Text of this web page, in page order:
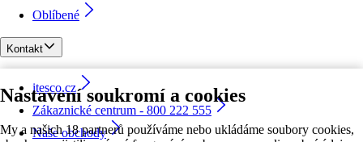
Nastavení soukromí a cookies
My a našich 18 partnerů používáme nebo ukládáme soubory cookies,
Oblíbené
Kontakt
itesco.cz
Zákaznické centrum - 800 222 555
Naše obchody